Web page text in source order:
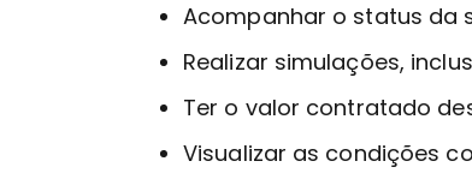
Acompanhar o status da
Realizar simulações,
Ter o valor contratado
Visualizar as condições